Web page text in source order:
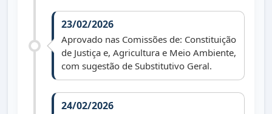
23/02/2026
Aprovado nas Comissões de: Constituição
de Justiça e, Agricultura e Meio Ambiente,
com sugestão de Substitutivo Geral.
24/02/2026